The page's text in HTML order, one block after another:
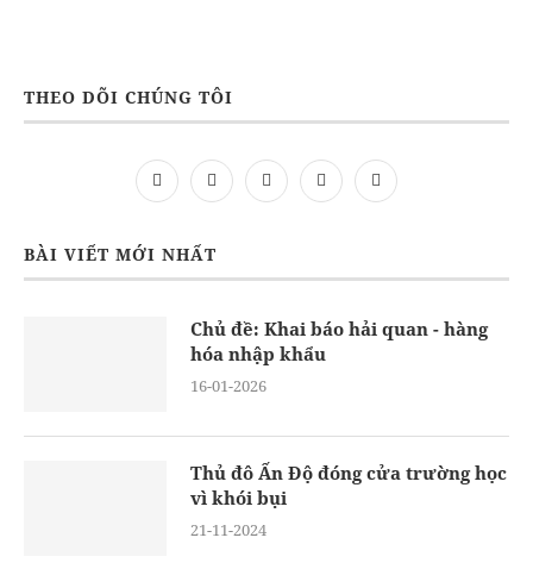
THEO DÕI CHÚNG TÔI
BÀI VIẾT MỚI NHẤT
Chủ đề: Khai báo hải quan - hàng
hóa nhập khẩu
16-01-2026
Thủ đô Ấn Độ đóng cửa trường học
vì khói bụi
21-11-2024